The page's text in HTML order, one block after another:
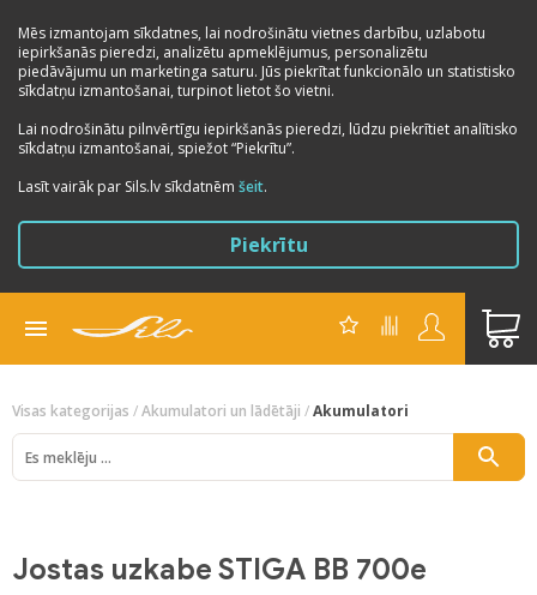
Mēs izmantojam sīkdatnes, lai nodrošinātu vietnes darbību, uzlabotu
iepirkšanās pieredzi, analizētu apmeklējumus, personalizētu
piedāvājumu un marketinga saturu. Jūs piekrītat funkcionālo un statistisko
sīkdatņu izmantošanai, turpinot lietot šo vietni.
Lai nodrošinātu pilnvērtīgu iepirkšanās pieredzi, lūdzu piekrītiet analītisko
sīkdatņu izmantošanai, spiežot “Piekrītu”.
Lasīt vairāk par Sils.lv sīkdatnēm šeit.
Piekrītu
Visas kategorijas /Akumulatori un lādētāji /Akumulatori
Jostas uzkabe STIGA BB 700e
Previous